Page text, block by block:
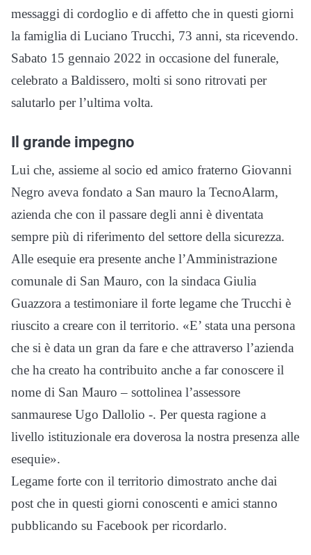
messaggi di cordoglio e di affetto che in questi giorni
la famiglia di Luciano Trucchi, 73 anni, sta ricevendo.
Sabato 15 gennaio 2022 in occasione del funerale,
celebrato a Baldissero, molti si sono ritrovati per
salutarlo per l’ultima volta.
Il grande impegno
Lui che, assieme al socio ed amico fraterno Giovanni
Negro aveva fondato a San mauro la TecnoAlarm,
azienda che con il passare degli anni è diventata
sempre più di riferimento del settore della sicurezza.
Alle esequie era presente anche l’Amministrazione
comunale di San Mauro, con la sindaca Giulia
Guazzora a testimoniare il forte legame che Trucchi è
riuscito a creare con il territorio. «E’ stata una persona
che si è data un gran da fare e che attraverso l’azienda
che ha creato ha contribuito anche a far conoscere il
nome di San Mauro – sottolinea l’assessore
sanmaurese Ugo Dallolio -. Per questa ragione a
livello istituzionale era doverosa la nostra presenza alle
esequie».
Legame forte con il territorio dimostrato anche dai
post che in questi giorni conoscenti e amici stanno
pubblicando su Facebook per ricordarlo.